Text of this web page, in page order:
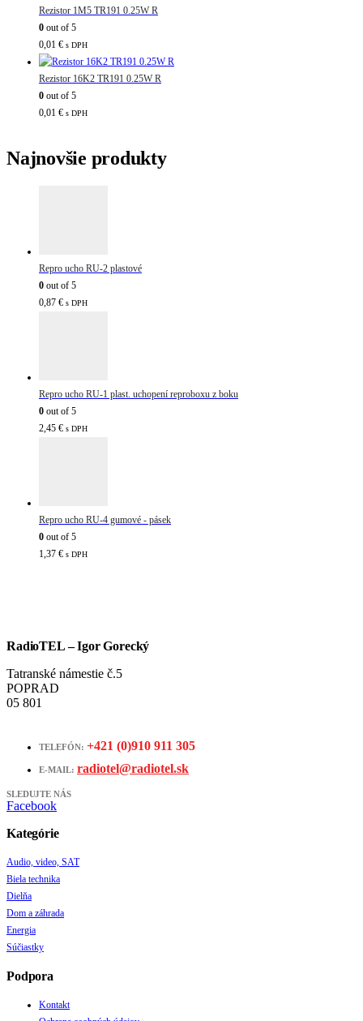
Rezistor 1M5 TR191 0.25W R
0 out of 5
0,01 € s DPH
Rezistor 16K2 TR191 0.25W R
0 out of 5
0,01 € s DPH
Najnovšie produkty
Repro ucho RU-2 plastové
0 out of 5
0,87 € s DPH
Repro ucho RU-1 plast. uchopení reproboxu z boku
0 out of 5
2,45 € s DPH
Repro ucho RU-4 gumové - pásek
0 out of 5
1,37 € s DPH
RadioTEL – Igor Gorecký
Tatranské námestie č.5
POPRAD
05 801
TELEFÓN: +421 (0)910 911 305
E-MAIL: radiotel@radiotel.sk
SLEDUJTE NÁS
Facebook
Kategórie
Audio, video, SAT
Biela technika
Dielňa
Dom a záhrada
Energia
Súčiastky
Podpora
Kontakt